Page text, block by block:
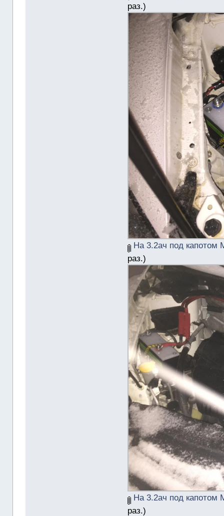
раз.)
На 3.2ач под
раз.)
На 3.2ач под
раз.)